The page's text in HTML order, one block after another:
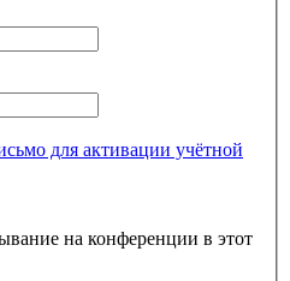
для активации учётной
на конференции в этот